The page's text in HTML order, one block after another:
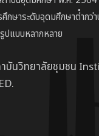
ศึกษาระดับอุดมศึกษาต่ําก
ปแบบหลากหลาย
นวิทยาลัยชุมชน